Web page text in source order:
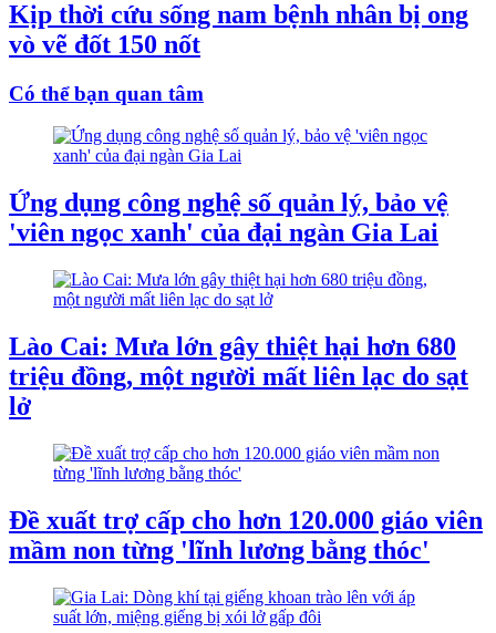
Kịp thời cứu sống nam bệnh nhân bị ong
vò vẽ đốt 150 nốt
Có thể bạn quan tâm
Ứng dụng công nghệ số quản lý, bảo vệ
'viên ngọc xanh' của đại ngàn Gia Lai
Lào Cai: Mưa lớn gây thiệt hại hơn 680
triệu đồng, một người mất liên lạc do sạt
lở
Đề xuất trợ cấp cho hơn 120.000 giáo viên
mầm non từng 'lĩnh lương bằng thóc'